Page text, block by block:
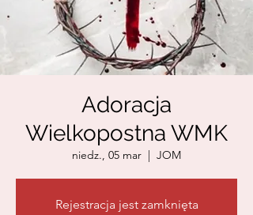
Adoracja
Wielkopostna WMK
niedz., 05 mar
  |
JOM
Rejestracja jest zamknięta